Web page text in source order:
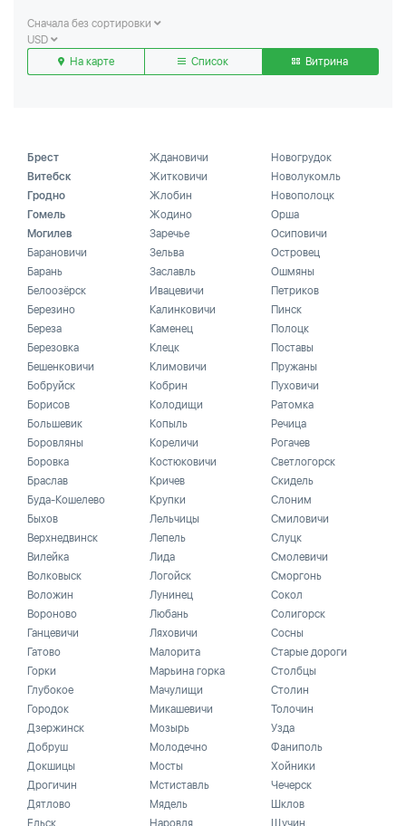
Сначала без сортировки
USD
На карте
Список Витрина
Брест
Витебск
Гродно
Гомель
Могилев
Барановичи
Барань
Белоозёрск
Березино
Береза
Березовка
Бешенковичи
Бобруйск
Борисов
Большевик
Боровляны
Боровка
Браслав
Буда-Кошелево
Быхов
Верхнедвинск
Вилейка
Волковыск
Воложин
Вороново
Ганцевичи
Гатово
Горки
Глубокое
Городок
Дзержинск
Добруш
Докшицы
Дрогичин
Дятлово
Ельск
Ждановичи
Житковичи
Жлобин
Жодино
Заречье
Зельва
Заславль
Ивацевичи
Калинковичи
Каменец
Клецк
Климовичи
Кобрин
Колодищи
Копыль
Кореличи
Костюковичи
Кричев
Крупки
Лельчицы
Лепель
Лида
Логойск
Лунинец
Любань
Ляховичи
Малорита
Марьина горка
Мачулищи
Микашевичи
Мозырь
Молодечно
Мосты
Мстиставль
Мядель
Наровля
Новогрудок
Новолукомль
Новополоцк
Орша
Осиповичи
Островец
Ошмяны
Петриков
Пинск
Полоцк
Поставы
Пружаны
Пуховичи
Ратомка
Речица
Рогачев
Светлогорск
Скидель
Слоним
Смиловичи
Слуцк
Смолевичи
Сморгонь
Сокол
Солигорск
Сосны
Старые дороги
Столбцы
Столин
Толочин
Узда
Фаниполь
Хойники
Чечерск
Шклов
Щучин